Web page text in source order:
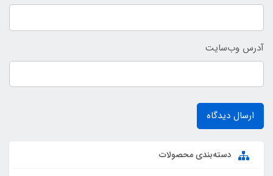
آدرس وب‌سایت
ارسال دیدگاه
دسته‌بندی محصولات